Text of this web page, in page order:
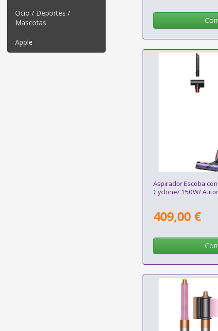
Ocio / Deportes /
Mascotas
Apple
Aspirador Escoba
Cyclone/ 150W/
409,00 €